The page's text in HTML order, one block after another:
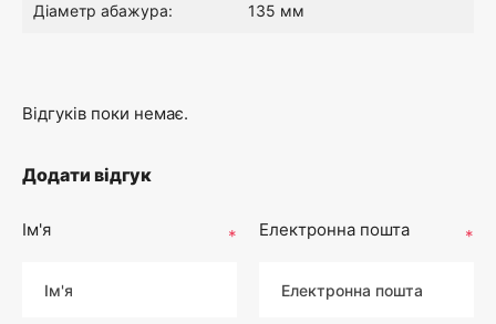
Діаметр абажура: 135 мм
Відгуків поки немає.
Додати відгук
Ім'я * Електронна пошта *